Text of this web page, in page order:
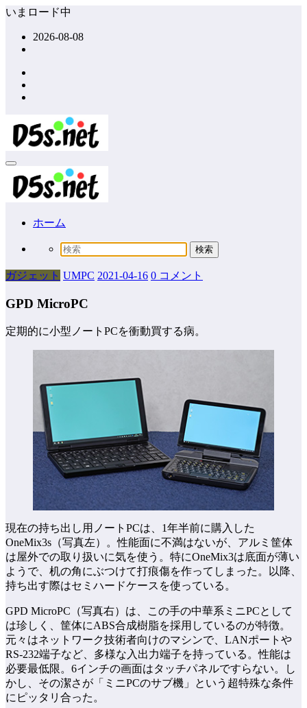
コ
ッ
プ
いまロード中
2026-08-08
ホーム
ガジェット UMPC 2021-04-16 0 コメント
GPD MicroPC
定期的に小型ノートPCを衝動買する病。
現在の持ち出し用ノートPCは、1年半前に購入した
OneMix3s（写真左）。性能面に不満はないが、アルミ筐体
は屋外での取り扱いに気を使う。特にOneMix3は底面が薄い
ようで、机の角にぶつけて打痕傷を作ってしまった。以降、
持ち出す際はセミハードケースを使っている。
GPD MicroPC（写真右）は、この手の中華系ミニPCとして
は珍しく、筐体にABS合成樹脂を採用しているのが特徴。
元々はネットワーク技術者向けのマシンで、LANポートや
RS-232端子など、多様な入出力端子を持っている。性能は
必要最低限。6インチの画面はタッチパネルですらない。し
かし、その潔さが「ミニPCのサブ機」という超特殊な条件
にピッタリ合った。